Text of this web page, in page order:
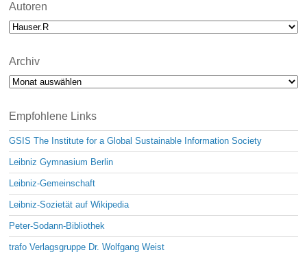
Autoren
Archiv
Archiv
Empfohlene Links
GSIS The Institute for a Global Sustainable Information Society
Leibniz Gymnasium Berlin
Leibniz-Gemeinschaft
Leibniz-Sozietät auf Wikipedia
Peter-Sodann-Bibliothek
trafo Verlagsgruppe Dr. Wolfgang Weist